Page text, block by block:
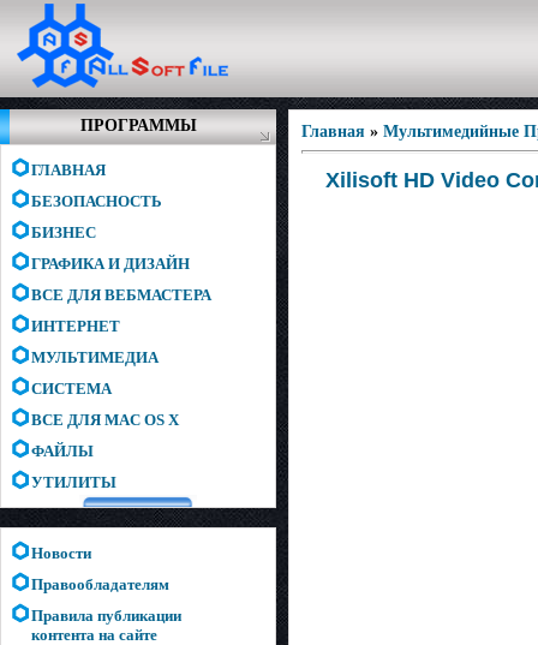
ПРОГРАММЫ
ГЛАВНАЯ
БЕЗОПАСНОСТЬ
БИЗНЕС
ГРАФИКА И ДИЗАЙН
ВСЕ ДЛЯ ВЕБМАСТЕРА
ИНТЕРНЕТ
МУЛЬТИМЕДИА
СИСТЕМА
ВСЕ ДЛЯ MAC OS X
ФАЙЛЫ
УТИЛИТЫ
Новости
Правообладателям
Правила публикации
контента на сайте
Главная » Мультимедийные
Xilisoft HD Video